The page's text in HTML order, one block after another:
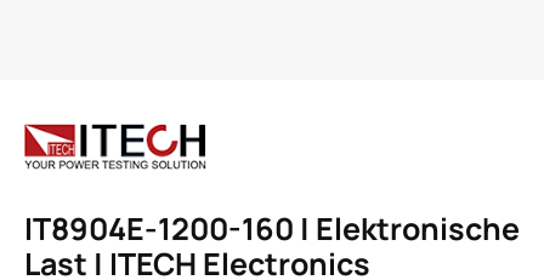
IT8904E-1200-160 | Elektronische
Last | ITECH Electronics